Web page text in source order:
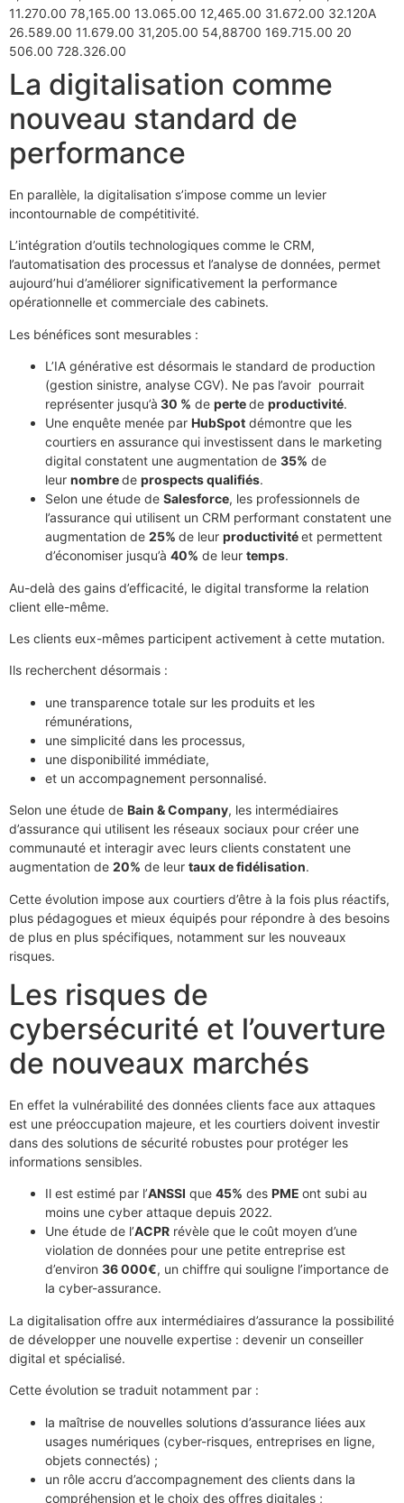
La digitalisation comme
nouveau standard de
performance
En parallèle, la digitalisation s’impose comme un levier
incontournable de compétitivité.
L’intégration d’outils technologiques comme le CRM,
l’automatisation des processus et l’analyse de données, permet
aujourd’hui d’améliorer significativement la performance
opérationnelle et commerciale des cabinets.
Les bénéfices sont mesurables :
L’IA générative est désormais le standard de production
(gestion sinistre, analyse CGV). Ne pas l’avoir pourrait
représenter jusqu’à 30 % de pertede productivité.
Une enquête menée par HubSpot démontre que les
courtiers en assurance qui investissent dans le marketing
digital constatent une augmentation de 35% de
leur nombrede prospects qualifiés.
Selon une étude de Salesforce, les professionnels de
l’assurance qui utilisent un CRM performant constatent une
augmentation de 25% de leur productivitéet permettent
d’économiser jusqu’à 40% de leur temps.
Au-delà des gains d’efficacité, le digital transforme la relation
client elle-même.
Les clients eux-mêmes participent activement à cette mutation.
Ils recherchent désormais :
une transparence totale sur les produits et les
rémunérations,
une simplicité dans les processus,
une disponibilité immédiate,
et un accompagnement personnalisé.
Selon une étude de Bain & Company, les intermédiaires
d’assurance qui utilisent les réseaux sociaux pour créer une
communauté et interagir avec leurs clients constatent une
augmentation de 20% de leur taux de fidélisation.
Cette évolution impose aux courtiers d’être à la fois plus réactifs,
plus pédagogues et mieux équipés pour répondre à des besoins
de plus en plus spécifiques, notamment sur les nouveaux
risques.
Les risques de
cybersécurité et l’ouverture
de nouveaux marchés
En effet la vulnérabilité des données clients face aux attaques
est une préoccupation majeure, et les courtiers doivent investir
dans des solutions de sécurité robustes pour protéger les
informations sensibles.
Il est estimé par l’ANSSI que 45% des PME ont subi au
moins une cyber attaque depuis 2022.
Une étude de l’ACPR révèle que le coût moyen d’une
violation de données pour une petite entreprise est
d’environ 36 000€, un chiffre qui souligne l’importance de
la cyber-assurance.
La digitalisation offre aux intermédiaires d’assurance la possibilité
de développer une nouvelle expertise : devenir un conseiller
digital et spécialisé.
Cette évolution se traduit notamment par :
la maîtrise de nouvelles solutions d’assurance liées aux
usages numériques (cyber-risques, entreprises en ligne,
objets connectés) ;
un rôle accru d’accompagnement des clients dans la
compréhension et le choix des offres digitales ;